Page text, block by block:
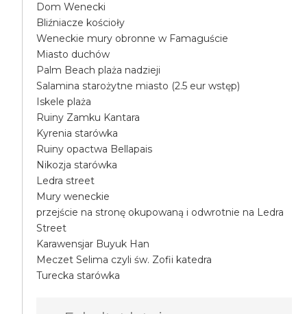
Dom Wenecki
Bliźniacze kościoły
Weneckie mury obronne w Famaguście
Miasto duchów
Palm Beach plaża nadzieji
Salamina starożytne miasto (2.5 eur wstęp)
Iskele plaża
Ruiny Zamku Kantara
Kyrenia starówka
Ruiny opactwa Bellapais
Nikozja starówka
Ledra street
Mury weneckie
przejście na stronę okupowaną i odwrotnie na Ledra
Street
Karawensjar Buyuk Han
Meczet Selima czyli św. Zofii katedra
Turecka starówka